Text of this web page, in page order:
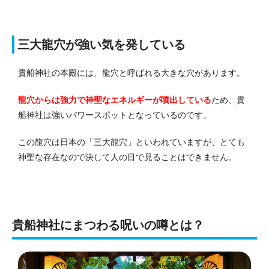
三大龍穴が強い気を発している
貴船神社の本殿には、龍穴と呼ばれる大きな穴があります。
龍穴からは強力で神聖なエネルギーが噴出しているため、貴
船神社は強いパワースポットとなっているのです。
この龍穴は日本の「三大龍穴」といわれていますが、とても
神聖な存在なので決して人の目で見ることはできません。
貴船神社にまつわる呪いの噂とは？